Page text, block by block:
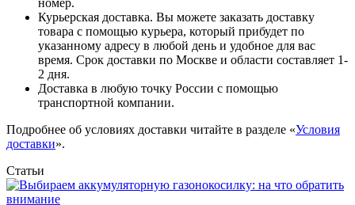
Курьерская доставка. Вы можете заказать доставку
товара с помощью курьера, который прибудет по
указанному адресу в любой день и удобное для вас
время. Срок доставки по Москве и области составляет 1-
2 дня.
Доставка в любую точку России с помощью
транспортной компании.
Подробнее об условиях доставки читайте в разделе «Условия
доставки».
Статьи